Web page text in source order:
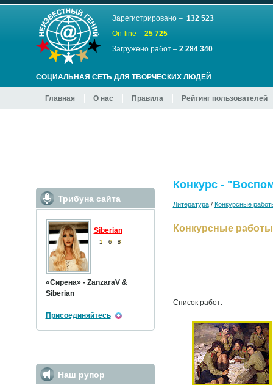
Зарегистрировано – 132 523
On-line– 25 725
Загружено работ – 2 284 340
СОЦИАЛЬНАЯ СЕТЬ ДЛЯ ТВОРЧЕСКИХ ЛЮДЕЙ
Главная О нас Правила Рейтинг пользователей
Конкурс -
Литература/ Конкурсные
Конкурсные
Список работ:
Трибуна сайта
Siberian
1 6 8
«Сирена» - ZanzaraV &
Siberian
Присоединяйтесь
Наш рупор